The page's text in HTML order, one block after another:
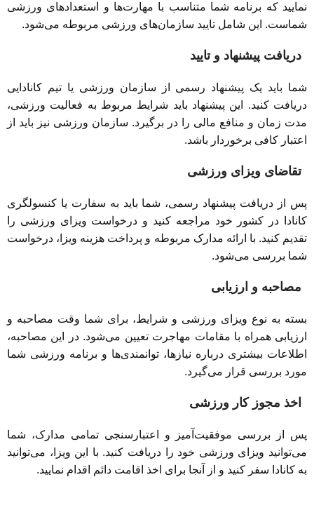
نمایید که برنامه شما متناسب با مهارت‌ها و استعدادهای ورزشی
شماست. این شامل تایید سازمان‌های ورزشی مربوطه می‌شود.
دریافت پیشنهاد و تایید
شما باید یک پیشنهاد رسمی از سازمان ورزشی یا تیم کانادایی
دریافت کنید. این پیشنهاد باید شرایط مربوط به فعالیت ورزشی،
مدت زمان و منافع مالی را در برگیرد. سازمان ورزشی نیز باید از
اعتبار کافی برخوردار باشد.
تقاضای ویزای ورزشی
پس از دریافت پیشنهاد رسمی، شما باید به سفارت یا کنسولگری
کانادا در کشور خود مراجعه کنید و درخواست ویزای ورزشی را
تقدیم کنید. با ارائه مدارک مربوطه و پرداخت هزینه ویزا، درخواست
شما بررسی می‌شود.
مصاحبه و ارزیابی
بسته به نوع ویزای ورزشی و شرایط، برای شما وقت مصاحبه و
ارزیابی همراه با مقامات مهاجرت تعیین می‌شود. در این مصاحبه،
اطلاعات بیشتری درباره نیازها، توانمندی‌ها و برنامه ورزشی شما
مورد بررسی قرار می‌گیرد.
اخذ مجوز کار ورزشی
پس از بررسی موفقیت‌آمیز و اعتبارسنجی تمامی مدارک، شما
می‌توانید ویزای ورزشی خود را دریافت کنید. با این ویزا، می‌توانید
به کانادا سفر کنید و از آنجا برای اخذ اقامت دائم اقدام نمایید.